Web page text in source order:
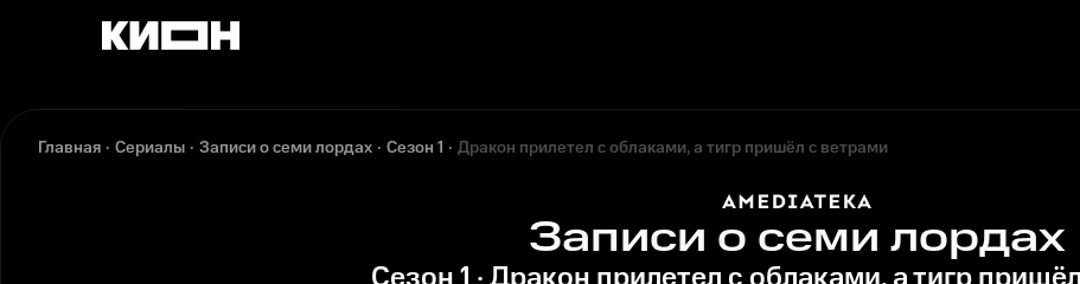
Главная Сериалы Записи о семи лордах Сезон 1 Дракон прилетел с облаками, а тигр пришёл с ветрами
Записи о семи лордах